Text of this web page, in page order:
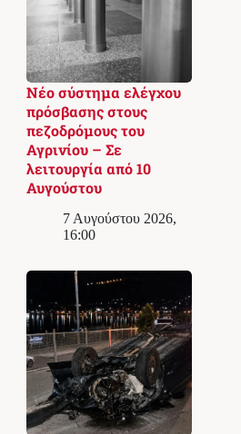
Νέο σύστημα ελέγχου
πρόσβασης στους
πεζοδρόμους του
Αγρινίου – Σε
λειτουργία από 10
Αυγούστου
7 Αυγούστου 2026,
16:00